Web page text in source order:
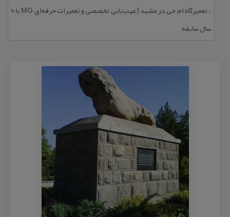
::
تعمیرگاه ام جی در مشهد | عیب‌یابی تخصصی و تعمیرات حرفه‌ای MG با ۱۰
سال سابقه